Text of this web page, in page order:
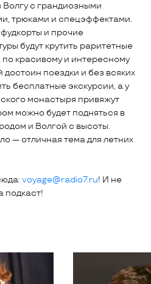
с грандиозными
трюками и спецэффектами.
и прочие
будут крутить раритетные
красивому и интересному
достоин поездки и без всяких
бесплатные экскурсии, а у
монастыря привяжут
можно будет подняться в
и Волгой с высоты.
— отличная тема для летних
voyage@radio7.ru! И не
подкаст!